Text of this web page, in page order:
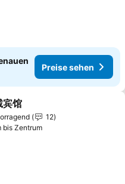
Preise sehen
hinzufügen
宾馆
12
bis Zentrum